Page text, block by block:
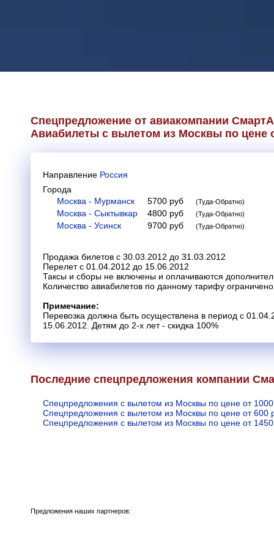
Спецпредложение от авиакомпании
Авиабилеты с вылетом из Москвы по цене
Направление Россия
Города
Москва - Мурманск
5700 руб (Туда-Обратно)
Москва - Сыктывкар 4800 руб (Туда-Обратно)
Москва - Усинск 9700 руб (Туда-Обратно)
Продажа билетов с 30.03.2012 до 31.03.2012
Перелет с 01.04.2012 до 15.06.2012
Таксы и сборы не включены и оплачиваются
Количество авиабилетов по данному тарифу
Примечание:
Перевозка должна быть осуществлена в период с
15.06.2012. Детям до 2-х лет - скидка 100%
Последние спецпредложения компании
Спецпредложения с вылетом из Москвы по цене от
Спецпредложения с вылетом из Москвы по цене от 600
Спецпредложения с вылетом из Москвы по цене от
Предложения наших партнеров: